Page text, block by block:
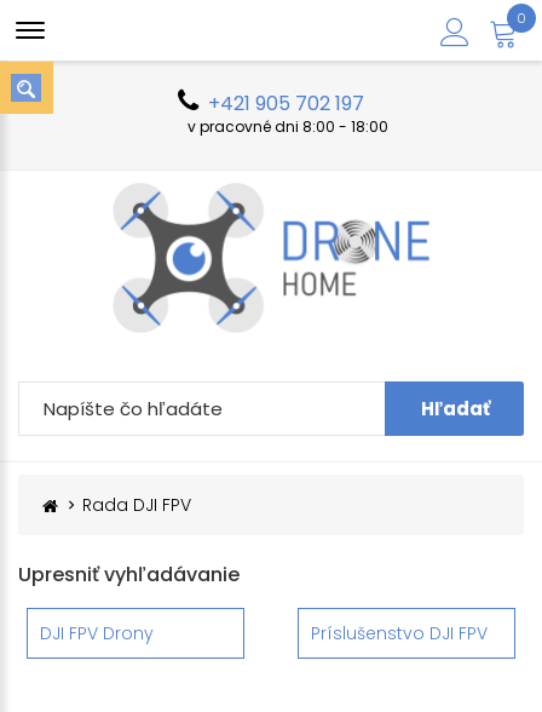
+421 905 702 197
v pracovné dni 8:00 - 18:00
0
Hľadať
Rada DJI FPV
Upresniť vyhľadávanie
DJI FPV Drony Príslušenstvo DJI FPV